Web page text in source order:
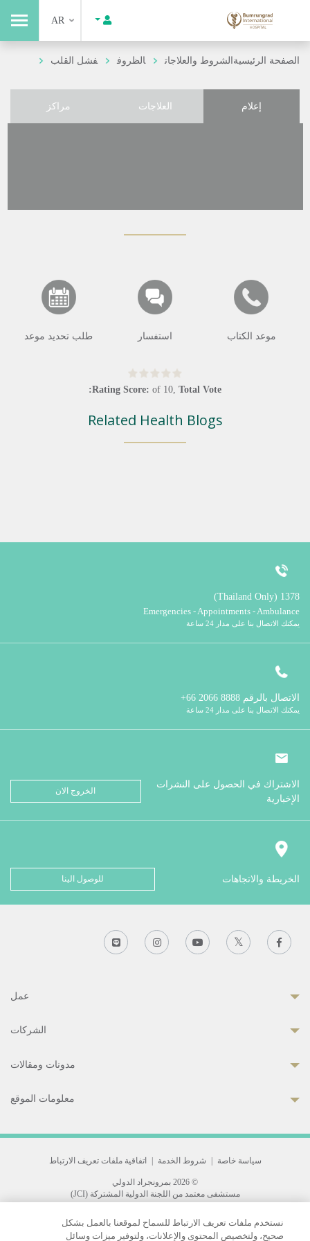
AR
الصفحة الرئيسيةالشروط والعلاجات الظروف فشل القلب
إعلام العلاجات مراكز
موعد الكتاب استفسار طلب تحديد موعد
Rating Score: of 10, Total Vote:
Related Health Blogs
1378 (Thailand Only)
Emergencies - Appointments - Ambulance
يمكنك الاتصال بنا على مدار 24 ساعة
الاتصال بالرقم
يمكنك الاتصال بنا على مدار 24 ساعة
الاشتراك في الحصول على النشرات
الإخبارية
الخروج الان
الخريطة والاتجاهات للوصول الينا
عمل
الشركات
مدونات ومقالات
معلومات الموقع
سياسة خاصة شروط الخدمة اتفاقية ملفات تعريف الارتباط
© 2026 بمرونجراد الدولي
مستشفى معتمد من اللجنة الدولية المشتركة (JCI)
33 Sukhumvit 3, Wattana, Bangkok 10110 Thailand.
All rights reserved.
نستخدم ملفات تعريف الارتباط للسماح لموقعنا بالعمل بشكل
صحيح، ولتخصيص المحتوى والإعلانات، ولتوفير ميزات وسائل